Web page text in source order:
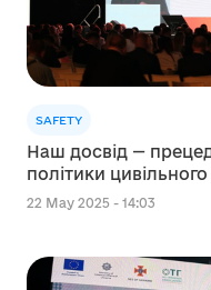
SAFETY
Наш досвід —
політики
22 May 2025 - 14:03